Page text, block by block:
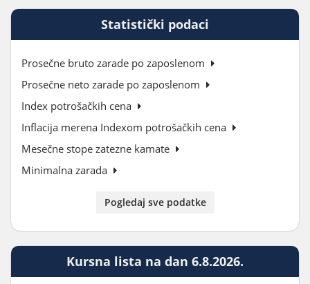
Statistički podaci
Prosečne bruto zarade po zaposlenom
Prosečne neto zarade po zaposlenom
Index potrošačkih cena
Inflacija merena Indexom potrošačkih cena
Mesečne stope zatezne kamate
Minimalna zarada
Pogledaj sve podatke
Kursna lista na dan 6.8.2026.